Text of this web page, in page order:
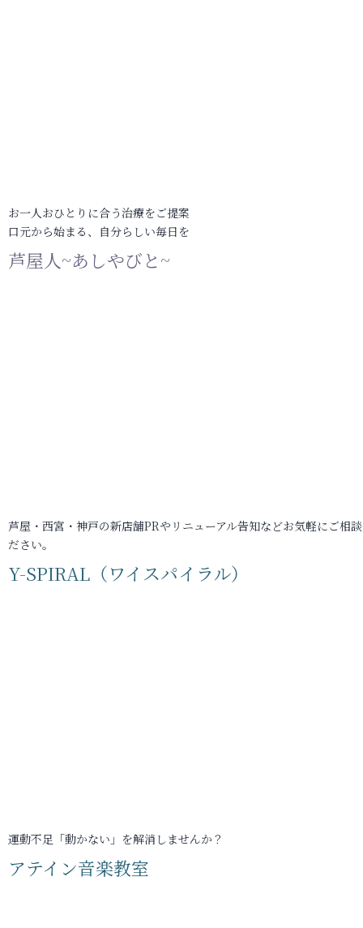
お一人おひとりに合う治療をご提案
口元から始まる、自分らしい毎日を
芦屋人~あしやびと~
芦屋・西宮・神戸の新店舗PRやリニューアル告知などお気軽にご相
ださい。
Y-SPIRAL（ワイスパイラル）
運動不足「動かない」を解消しませんか？
アテイン音楽教室